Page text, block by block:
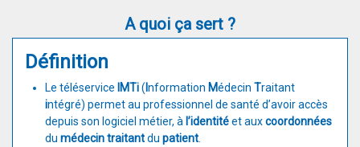
A quoi ça sert ?
Définition
Le téléservice IMTi( nformation Médecin Traitant
intégré) permet au professionnel de santé d’avoir accès
depuis son logiciel métier, à l’identitéet auxcoordonnées
du médecin traitantdu patient